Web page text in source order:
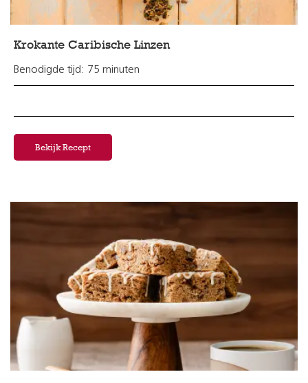
Krokante Caribische Linzen
Benodigde tijd: 75 minuten
Bekijk Recept